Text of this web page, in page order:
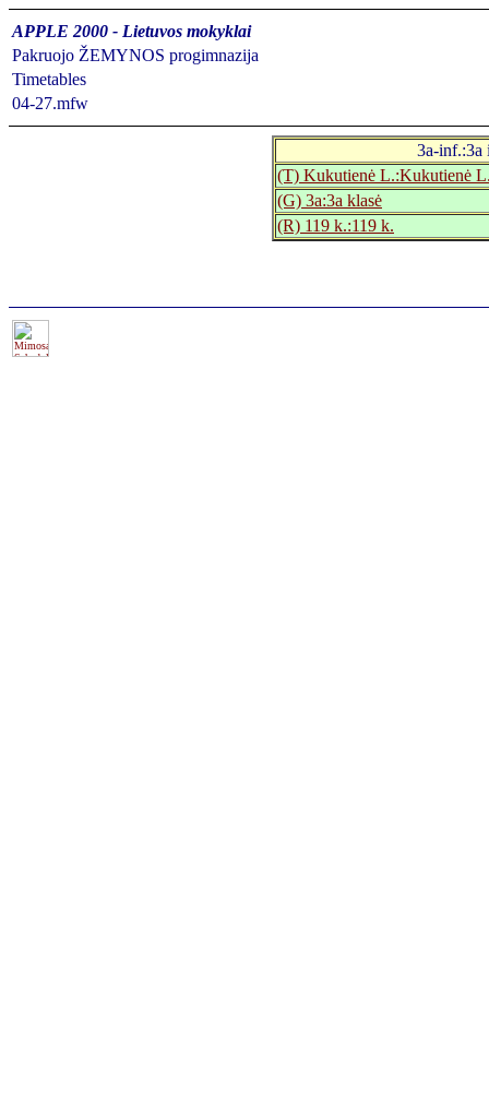
APPLE 2000 - Lietuvos mokyklai
Pakruojo ŽEMYNOS progimnazija
Timetables
04-27.mfw
3a-inf.:3a
(T) Kukutienė L.:Kukutienė
(G) 3a:3a klasė
(R) 119 k.:119 k.